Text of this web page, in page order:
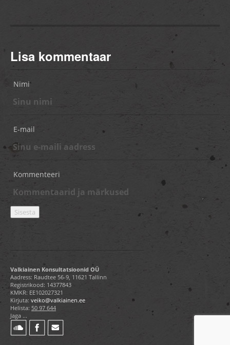
Lisa kommentaar
Nimi
E-mail
Kommenteeri
Valkiainen Konsultatsioonid OÜ
Aadress: Raudtee 56-9, 11621 Tallinn
Registrikood: 14377843
KMKR: EE102027321
Kirjuta: veiko@valkiainen.ee
Helista: 50 97 644
Jaga ...